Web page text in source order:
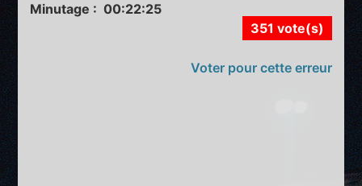
Minutage : 00:22:25
351 vote(s)
Voter pour cette erreur